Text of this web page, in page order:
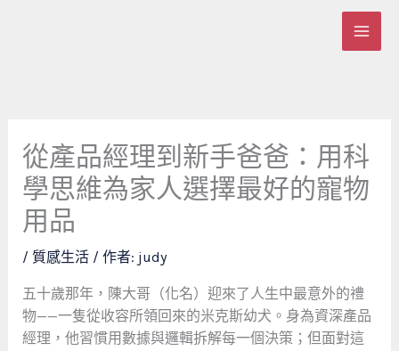
從產品經理到新手爸爸：用科
學思維為家人選擇最好的寵物
用品
/ 質感生活/ 作者: judy
五十歲那年，陳大哥（化名）迎來了人生中最意外的禮
物——一隻從收容所領回來的米克斯幼犬。身為資深產品
經理，他習慣用數據與邏輯拆解每一個決策；但面對這